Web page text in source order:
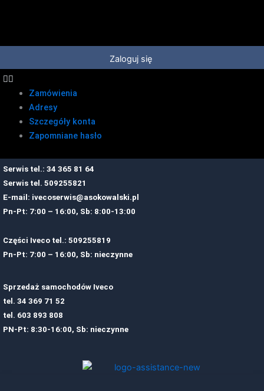
Zaloguj się
Zamówienia
Adresy
Szczegóły konta
Zapomniane hasło
Serwis tel.: 34 365 81 64
Serwis tel. 509255821
E-mail: ivecoserwis@asokowalski.pl
Pn-Pt: 7:00 – 16:00, Sb: 8:00-13:00
Części Iveco tel.: 509255819
Pn-Pt: 7:00 – 16:00, Sb: nieczynne
Sprzedaż samochodów Iveco
tel. 34 369 71 52
tel. 603 893 808
PN-Pt: 8:30-16:00, Sb: nieczynne